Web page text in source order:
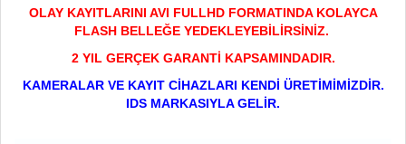
OLAY KAYITLARINI AVI FULLHD FORMATINDA KOLAYCA
FLASH BELLEĞE YEDEKLEYEBİLİRSİNİZ.
2 YIL GERÇEK GARANTİ KAPSAMINDADIR.
KAMERALAR VE KAYIT CİHAZLARI KENDİ ÜRETİMİMİZDİR.
IDS MARKASIYLA GELİR.